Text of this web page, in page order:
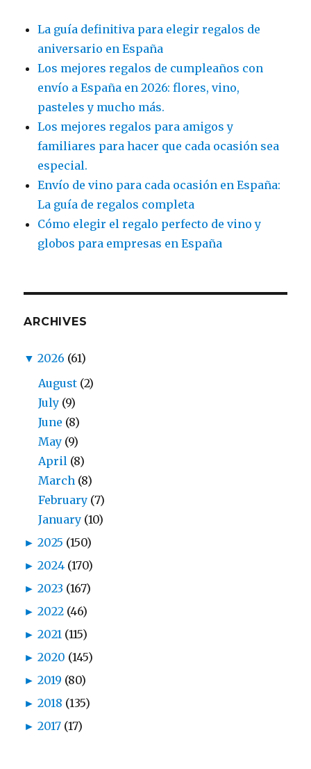
La guía definitiva para elegir regalos de
aniversario en España
Los mejores regalos de cumpleaños con
envío a España en 2026: flores, vino,
pasteles y mucho más.
Los mejores regalos para amigos y
familiares para hacer que cada ocasión sea
especial.
Envío de vino para cada ocasión en España:
La guía de regalos completa
Cómo elegir el regalo perfecto de vino y
globos para empresas en España
ARCHIVES
▼ 2026 (61)
August (2)
July (9)
June (8)
May (9)
April (8)
March (8)
February (7)
January (10)
► 2025 (150)
► 2024 (170)
► 2023 (167)
► 2022 (46)
► 2021 (115)
► 2020 (145)
► 2019 (80)
► 2018 (135)
► 2017 (17)